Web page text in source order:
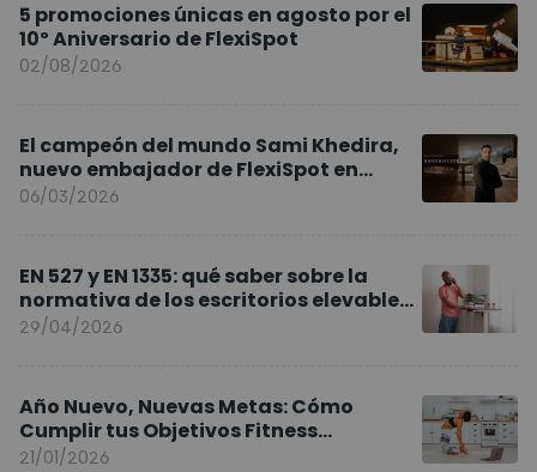
5 promociones únicas en agosto por el
10º Aniversario de FlexiSpot
02/08/2026
El campeón del mundo Sami Khedira,
nuevo embajador de FlexiSpot en
Europa
06/03/2026
EN 527 y EN 1335: qué saber sobre la
normativa de los escritorios elevables
y sillas ergonómicas
29/04/2026
Año Nuevo, Nuevas Metas: Cómo
Cumplir tus Objetivos Fitness
Entrenando en Casa
21/01/2026